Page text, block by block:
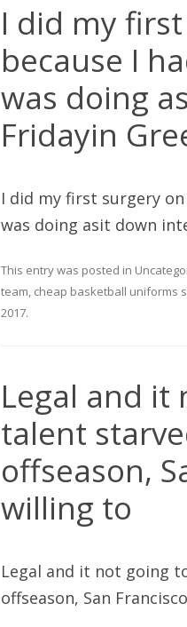
I did my
because I
was doing
Fridayin
I did my first surgery on
was doing asit down
This entry was posted in
team, cheap basketball uniforms
2017.
Legal and it
talent
offseason,
willing to
Legal and it not going
offseason, San